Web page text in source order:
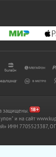
защищены.
и на сайт
ИНН 7705523387,